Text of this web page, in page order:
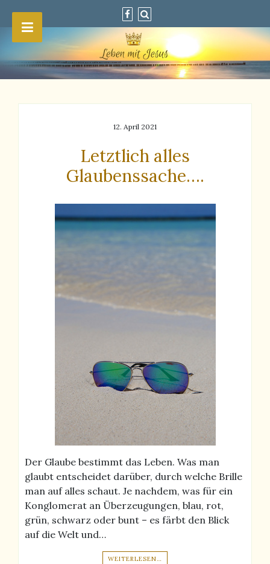
12. April 2021
Letztlich alles
Glaubenssache….
Der Glaube bestimmt das Leben. Was man
glaubt entscheidet darüber, durch welche Brille
man auf alles schaut. Je nachdem, was für ein
Konglomerat an Überzeugungen, blau, rot,
grün, schwarz oder bunt – es färbt den Blick
auf die Welt und…
WEITERLESEN…